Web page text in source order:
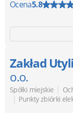
Ocena5.8
Zakład
o.o.
Spółki miejskie |
| Punkty zbiórki